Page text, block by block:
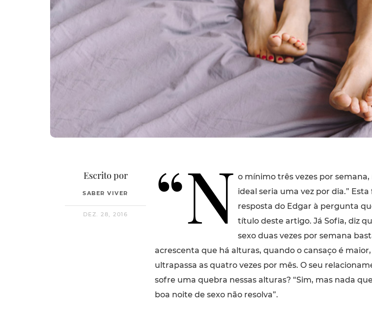
Escrito por
SABER VIVER
DEZ. 28, 2016 “N o mínimo três vezes por semana,
ideal seria uma vez por dia.” Esta
resposta do Edgar à pergunta
título deste artigo. Já Sofia, diz
sexo duas vezes por semana
acrescenta que há alturas, quando o cansaço é
ultrapassa as quatro vezes por mês. O seu
sofre uma quebra nessas alturas? “Sim, mas nada
boa noite de sexo não resolva”.